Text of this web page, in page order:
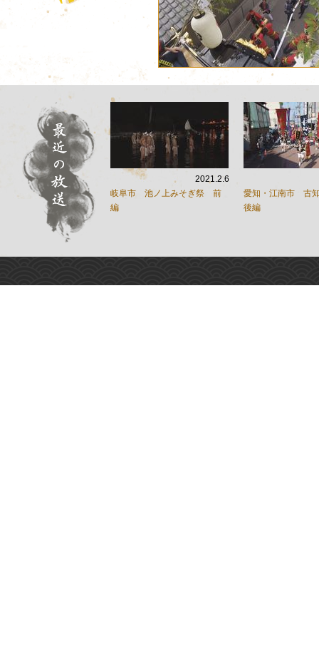
2021.2.6
岐阜市 池ノ上みそぎ祭 前
編
愛知・江南市 古
後編